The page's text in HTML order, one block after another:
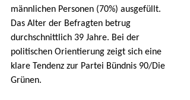
männlichen Personen (70%) ausgefüllt.
Das Alter der Befragten betrug
durchschnittlich 39 Jahre. Bei der
politischen Orientierung zeigt sich eine
klare Tendenz zur Partei Bündnis 90/Die
Grünen.